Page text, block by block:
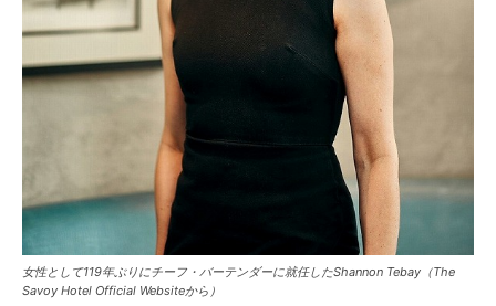
女性として119年ぶりにチーフ・バーテンダーに就任したShannon Tebay（The
Savoy Hotel Official Websiteから）